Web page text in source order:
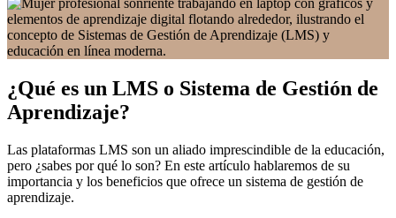
¿Qué es un LMS o Sistema de Gestión de
Aprendizaje?
Las plataformas LMS son un aliado imprescindible de la educación,
pero ¿sabes por qué lo son? En este artículo hablaremos de su
importancia y los beneficios que ofrece un sistema de gestión de
aprendizaje.